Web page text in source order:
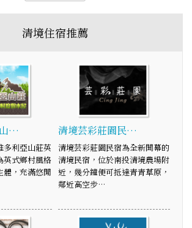
清境住宿推薦
…
利亞山莊英
英式鄉村風格
體，充滿悠閒
清境芸彩莊園民…
清境芸彩莊園民宿為全新開幕的
清境民宿，位於南投清境農場附
近，幾分鐘便可抵達青青草原，
鄰近高空步…